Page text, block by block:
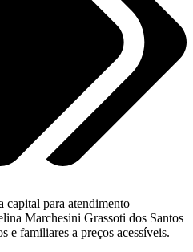
capital para atendimento
Marchesini Grassoti dos Santos
e familiares a preços acessíveis.